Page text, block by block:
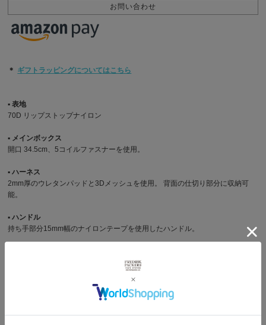
お問い合わせ
＊ ギフトラッピングについてはこちら
▪︎ 表地
70D リップストップナイロン
▪︎ メインボックス
開口 34.5cm、5コイルファスナーを使用。
▪︎ ハーネス
2mm厚のウレタンパッドと3Dメッシュを使用。 背面の仕切り部分に収納可
能。
▪︎ ハンドル
持ち手部分15mm幅のナイロンテープを使用したハンドル。
開口21cm、5コイルファスナーを使用。
本体両脇に深さ19cmのメッシュポケットを装備。